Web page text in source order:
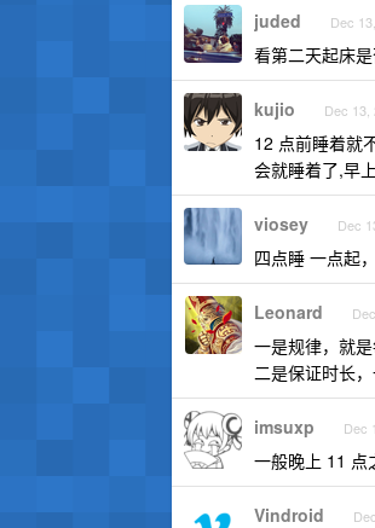
juded Dec
看第二天起床
kujio Dec 13,
12 点前睡着就
会就睡着了,早
viosey Dec
四点睡 一点起
Leonard
一是规律，就
二是保证时长
imsuxp Dec
一般晚上 11 点
Vindroid